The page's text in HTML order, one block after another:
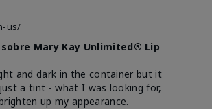
us/
Mary Kay Unlimited® Lip
and dark in the container but it
a tint - what I was looking for,
up my appearance.